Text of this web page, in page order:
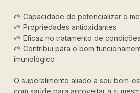
🌱 Capacidade de potencializar o
🌱 Propriedades antioxidantes
🌱 Eficaz no tratamento de
🌱 Contribui para o bom
imunológico
O superalimento aliado a seu bem-
com saúde para aproveitar a si